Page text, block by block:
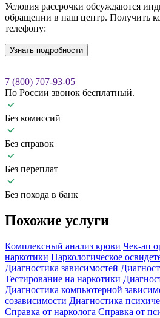
Условия рассрочки обсуждаются
обращении в наш центр. Получить
телефону:
Узнать подробности
7 (800) 707-93-05
По России звонок бесплатный.
Без комиссий
Без справок
Без переплат
Без похода в банк
Похожие услуги
Комплексный анализ крови Чек-ап
наркотики Наркологическое
Диагностика зависимостей
Тестирование на наркотики
Диагностика компьютерной
созависимости Диагностика
Справка от нарколога Справка от